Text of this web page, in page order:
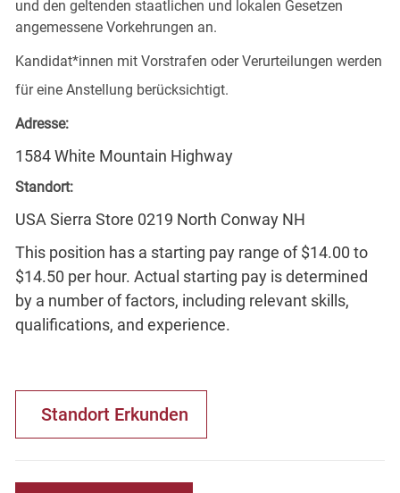
und den geltenden staatlichen und lokalen Gesetzen
angemessene Vorkehrungen an.
Kandidat*innen mit Vorstrafen oder Verurteilungen werden
für eine Anstellung berücksichtigt.
Adresse:
1584 White Mountain Highway
Standort:
USA Sierra Store 0219 North Conway NH
This position has a starting pay range of $14.00 to
$14.50 per hour. Actual starting pay is determined
by a number of factors, including relevant skills,
qualifications, and experience.
Standort Erkunden